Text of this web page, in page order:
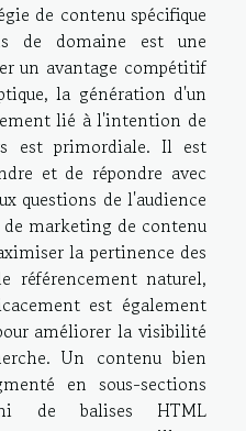
de contenu spécifique
de domaine est une
un avantage compétitif
la génération d'un
lié à l'intention de
est primordiale. Il est
et de répondre avec
questions de l'audience
marketing de contenu
la pertinence des
référencement naturel,
est également
améliorer la visibilité
Un contenu bien
en sous-sections
de balises HTML